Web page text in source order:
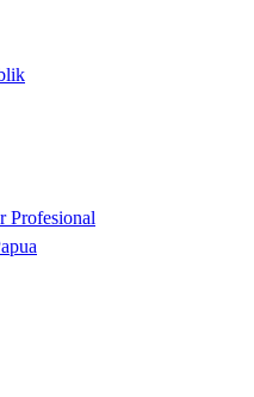
Profesional